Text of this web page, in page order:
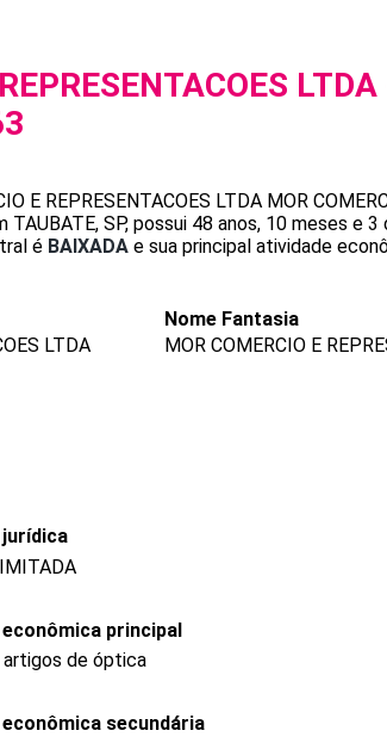
LTDA
E REPRESENTACOES LTDA MOR
TAUBATE, SP, possui 48 anos, 10 meses e
é BAIXADA e sua principal atividade
LTDA
Nome Fantasia
MOR COMERCIO E
principal
de óptica
secundária